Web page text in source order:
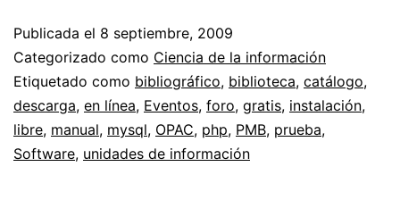
libre
Publicada el 8 septiembre, 2009
Categorizado como Ciencia de la información
Etiquetado como bibliográfico, biblioteca, catálogo,
descarga, en línea, Eventos, foro, gratis, instalación,
libre, manual, mysql, OPAC, php, PMB, prueba,
Software, unidades de información